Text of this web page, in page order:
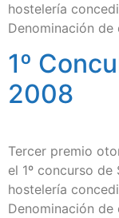
hostelería
Denominación de
1º
2008
Tercer premio
el 1º concurso
hostelería
Denominación de